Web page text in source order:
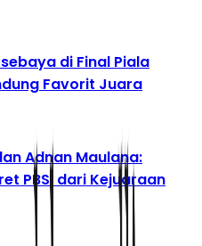
di Final Piala
Favorit Juara
Adnan Maulana:
PBSI dari Kejuaraan